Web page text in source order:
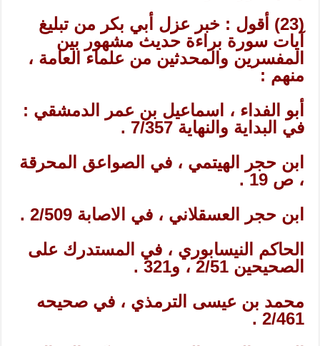
(23) أقول : خبر عزل أبي بكر من تبليغ
آيات سورة براءة حديث مشهور بين
المفسرين والمحدثين من علماء العامة ،
منهم :
أبو الفداء ، اسماعيل بن عمر الدمشقي :
في البداية والنهاية 7/357 .
ابن حجر الهيتمي ، في الصواعق المحرقة
، ص 19 .
ابن حجر العسقلاني ، في الاصابة 2/509 .
الحاكم النيسابوري ، في المستدرك على
الصحيحين 2/51 ، و321 .
محمد بن عيسى الترمذي ، في صحيحه
2/461 .